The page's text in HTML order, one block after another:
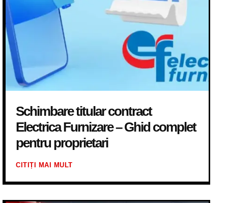
Schimbare titular contract
Electrica Furnizare – Ghid complet
pentru proprietari
CITIȚI MAI MULT